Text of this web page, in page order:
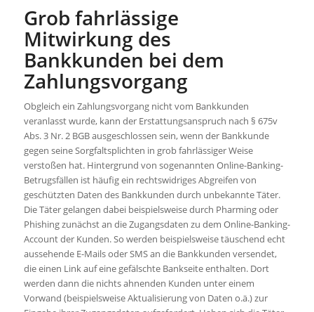
Grob fahrlässige
Mitwirkung des
Bankkunden bei dem
Zahlungsvorgang
Obgleich ein Zahlungsvorgang nicht vom Bankkunden
veranlasst wurde, kann der Erstattungsanspruch nach § 675v
Abs. 3 Nr. 2 BGB ausgeschlossen sein, wenn der Bankkunde
gegen seine Sorgfaltsplichten in grob fahrlässiger Weise
verstoßen hat. Hintergrund von sogenannten Online-Banking-
Betrugsfällen ist häufig ein rechtswidriges Abgreifen von
geschützten Daten des Bankkunden durch unbekannte Täter.
Die Täter gelangen dabei beispielsweise durch Pharming oder
Phishing zunächst an die Zugangsdaten zu dem Online-Banking-
Account der Kunden. So werden beispielsweise täuschend echt
aussehende E-Mails oder SMS an die Bankkunden versendet,
die einen Link auf eine gefälschte Bankseite enthalten. Dort
werden dann die nichts ahnenden Kunden unter einem
Vorwand (beispielsweise Aktualisierung von Daten o.ä.) zur